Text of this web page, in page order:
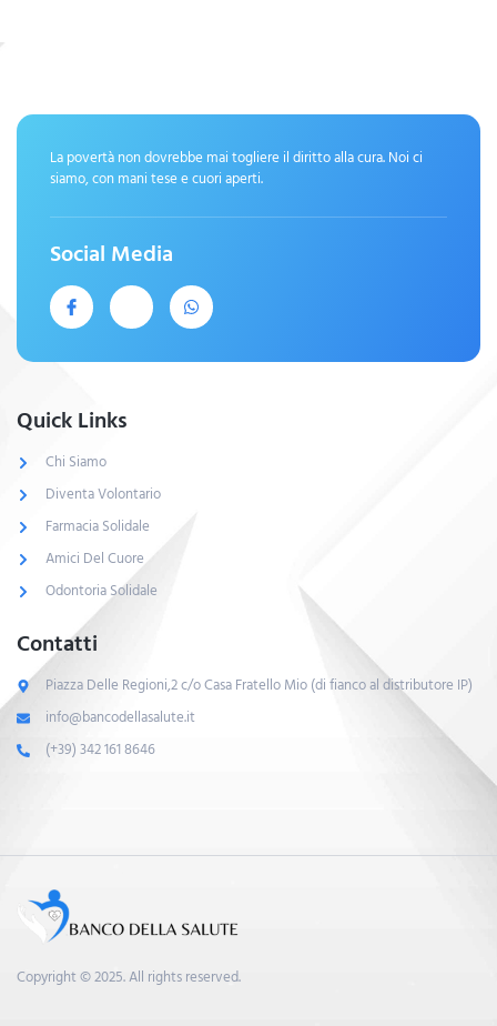
La povertà non dovrebbe mai togliere il diritto alla cura. Noi ci
siamo, con mani tese e cuori aperti.
Social Media
Quick Links
Chi Siamo
Diventa Volontario
Farmacia Solidale
Amici Del Cuore
Odontoria Solidale
Contatti
Piazza Delle Regioni,2 c/o Casa Fratello Mio (di fianco al distributore IP)
info@bancodellasalute.it
(+39) 342 161 8646
Copyright © 2025. All rights reserved.